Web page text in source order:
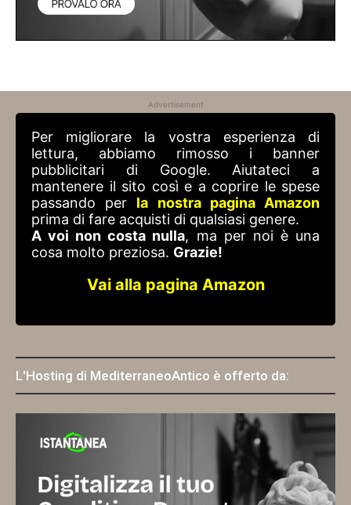
Advertisement
Per migliorare la vostra esperienza di
lettura, abbiamo rimosso i banner
pubblicitari di Google. Aiutateci a
mantenere il sito così e a coprire le spese
passando per la nostra pagina Amazon
prima di fare acquisti di qualsiasi genere.
A voi non costa nulla, ma per noi è una
cosa molto preziosa. Grazie!
Vai alla pagina Amazon
L'Hosting di MediterraneoAntico è offerto da: